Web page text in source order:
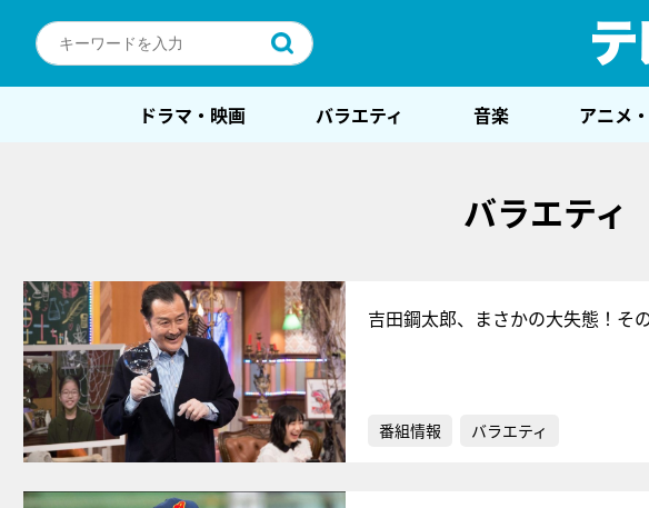
ドラマ・映画 バラエティ 音楽 アニメ
バラエティ
吉田鋼太郎、まさかの大失態！そ
番組情報 バラエティ